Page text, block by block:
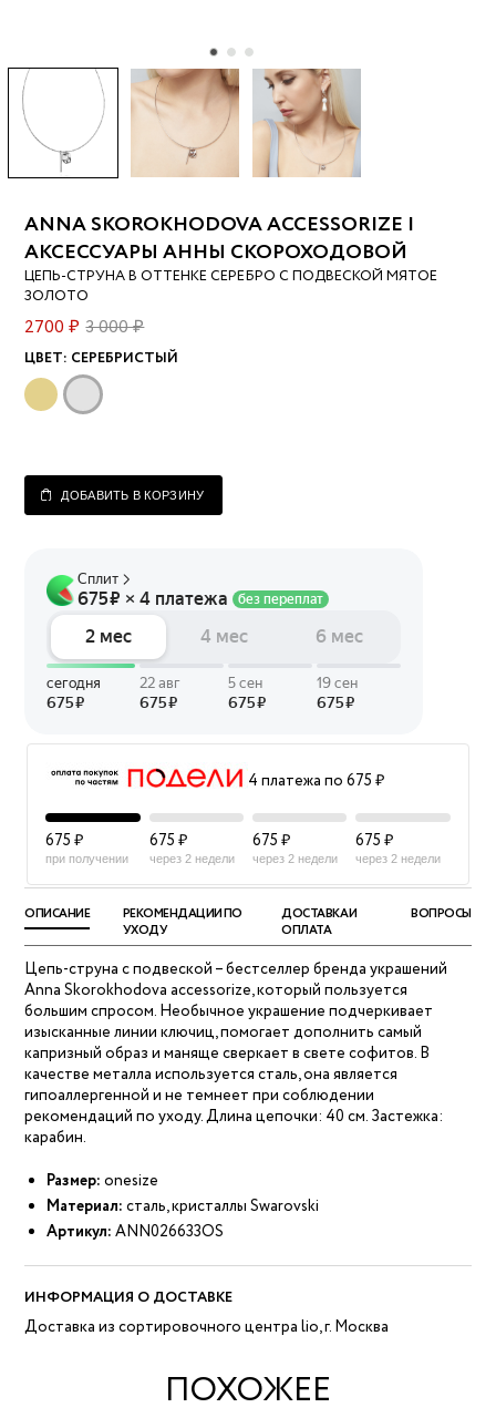
ANNA SKOROKHODOVA ACCESSORIZE |
АКСЕССУАРЫ АННЫ СКОРОХОДОВОЙ
ЦЕПЬ-СТРУНА В ОТТЕНКЕ СЕРЕБРО С ПОДВЕСКОЙ МЯТОЕ
ЗОЛОТО
2700 ₽ 3 000 ₽
ЦВЕТ: СЕРЕБРИСТЫЙ
ДОБАВИТЬ В КОРЗИНУ
4 платежа по 675 ₽
675 ₽
при получении
675 ₽
через 2 недели
675 ₽
через 2 недели
675 ₽
через 2 недели
ОПИСАНИЕ
РЕКОМЕНДАЦИИ ПО
УХОДУ
ДОСТАВКА И
ОПЛАТА
ВОПРОСЫ
Цепь-струна с подвеской – бестселлер бренда украшений
Anna Skorokhodova accessorize, который пользуется
большим спросом. Необычное украшение подчеркивает
изысканные линии ключиц, помогает дополнить самый
капризный образ и маняще сверкает в свете софитов. В
качестве металла используется сталь, она является
гипоаллергенной и не темнеет при соблюдении
рекомендаций по уходу. Длина цепочки: 40 см. Застежка:
карабин.
Размер: onesize
Материал: сталь, кристаллы Swarovski
Артикул: ANN026633OS
ИНФОРМАЦИЯ О ДОСТАВКЕ
Доставка из сортировочного центра lio, г. Москва
ПОХОЖЕЕ